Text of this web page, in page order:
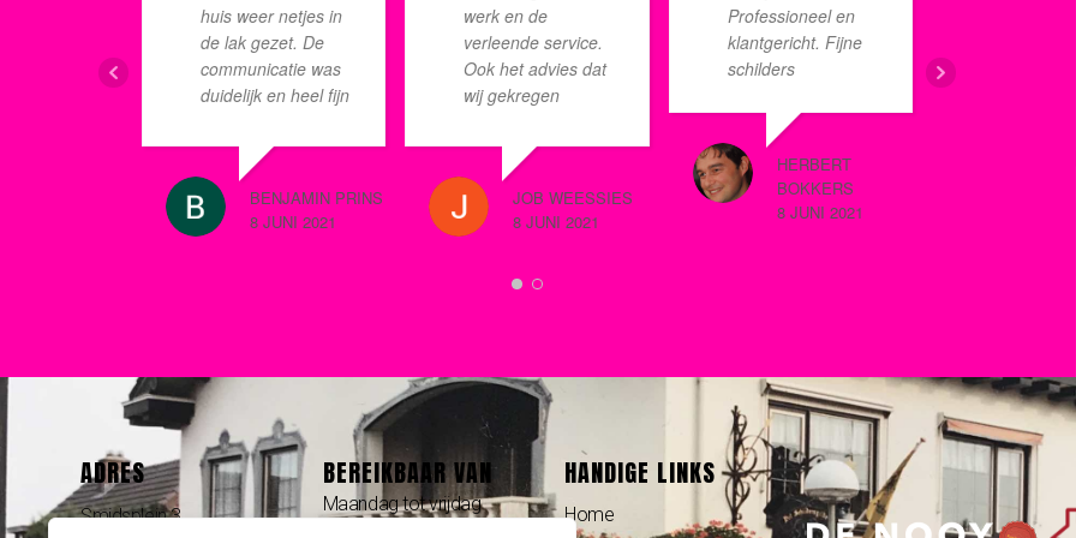
huis weer netjes in
de lak gezet. De
communicatie was
duidelijk en heel fijn
zijn er heel erg blij
mee en tevreden
met het geleverde
werk en service!
BENJAMIN PRINS
8 JUNI 2021
werk en de
verleende service.
Ook het advies dat
wij gekregen
betrekking tot de
kleurkeuze voor de
houten betimmering
van Michiel heeft
perfect
JOB WEESSIES
8 JUNI 2021
Professioneel en
klantgericht. Fijne
schilders
HERBERT
BOKKERS
8 JUNI 2021
maar
manier
door
Vanaf
we
precies
qua
goede
Een
JOKE WESTDIJK
ADRES
Smidsplein 3
BEREIKBAAR VAN
Maandag tot vrijdag
HANDIGE LINKS
Home